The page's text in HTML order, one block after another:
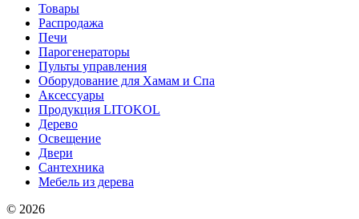
Товары
Распродажа
Печи
Парогенераторы
Пульты управления
Оборудование для Хамам и Спа
Аксессуары
Продукция LITOKOL
Дерево
Освещение
Двери
Сантехника
Мебель из дерева
© 2026